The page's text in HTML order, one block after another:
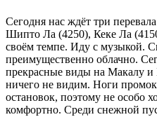
Сегодня нас ждёт три
Шипто Ла (4250), Кеке Ла
своём темпе. Иду с музыкой.
преимущественно облачно.
прекрасные виды на Макалу
ничего не видим. Ноги
остановок, поэтому не особо
комфортно. Среди снежной